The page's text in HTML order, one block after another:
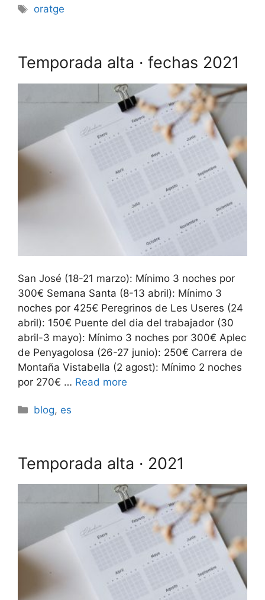
Etiquetes
oratge
Temporada alta · fechas 2021
San José (18-21 marzo): Mínimo 3 noches por
300€ Semana Santa (8-13 abril): Mínimo 3
noches por 425€ Peregrinos de Les Useres (24
abril): 150€ Puente del dia del trabajador (30
abril-3 mayo): Mínimo 3 noches por 300€ Aplec
de Penyagolosa (26-27 junio): 250€ Carrera de
Montaña Vistabella (2 agost): Mínimo 2 noches
por 270€ … Read more
Categories
blog, es
Temporada alta · 2021